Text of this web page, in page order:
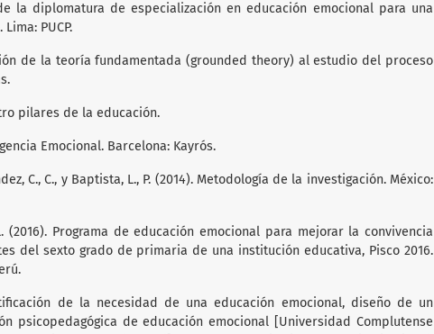
la diplomatura de especialización en educación emocional para una
PUCP.
de la teoría fundamentada (grounded theory) al estudio del proceso
pilares de la educación.
Emocional. Barcelona: Kayrós.
C., C., y Baptista, L., P. (2014). Metodología de la investigación. México:
(2016). Programa de educación emocional para mejorar la convivencia
del sexto grado de primaria de una institución educativa, Pisco 2016.
de la necesidad de una educación emocional, diseño de un
psicopedagógica de educación emocional [Universidad Complutense